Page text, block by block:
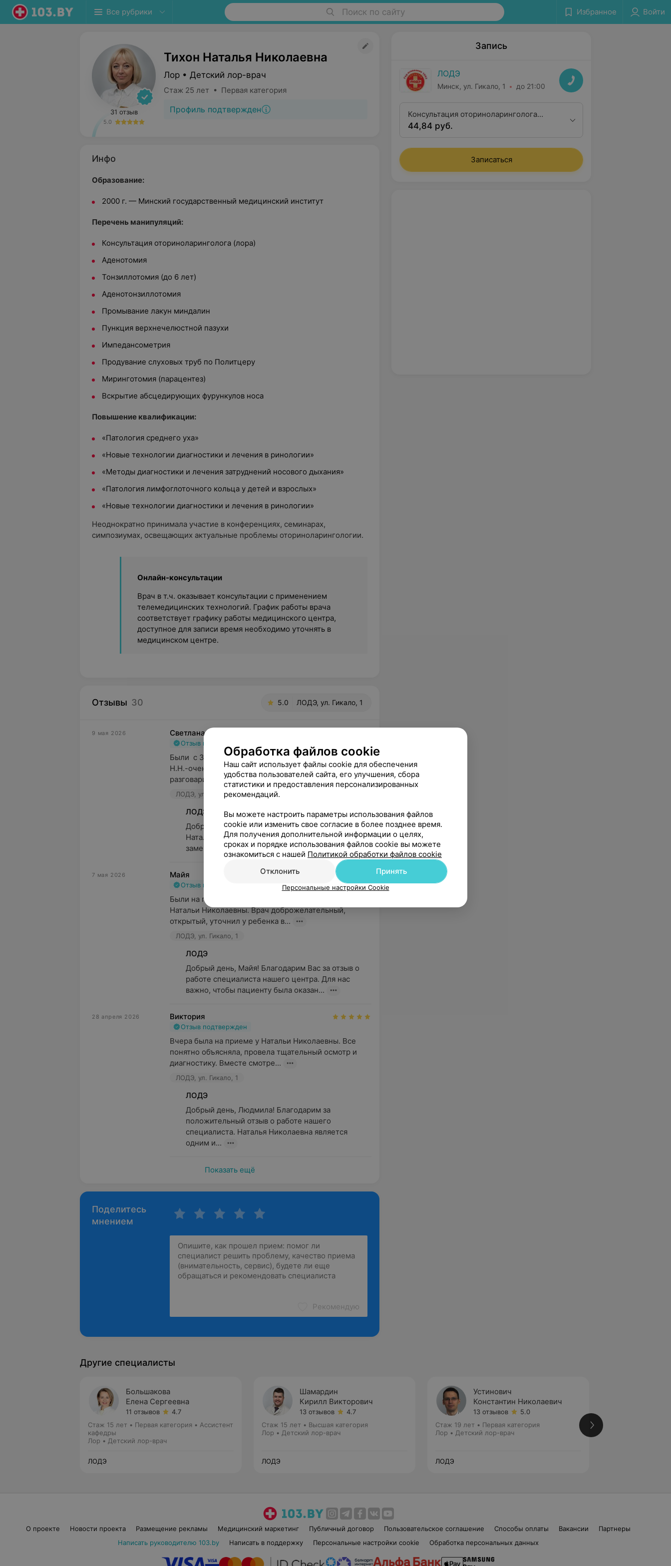
Все рубрики Поиск по сайту Избранное Войти
31 отзыв
5.0
Тихон Наталья Николаевна
Лор • Детский лор-врач
Стаж 25 лет • Первая категория
Профиль подтвержден
Инфо
Образование:
2000 г. — Минский государственный медицинский институт
Перечень манипуляций:
Консультация оториноларинголога (лора)
Аденотомия
Тонзиллотомия (до 6 лет)
Аденотонзиллотомия
Промывание лакун миндалин
Пункция верхнечелюстной пазухи
Импедансометрия
Продувание слуховых труб по Политцеру
Миринготомия (парацентез)
Вскрытие абсцедирующих фурункулов носа
Повышение квалификации:
«Патология среднего уха»
«Новые технологии диагностики и лечения в ринологии»
«Методы диагностики и лечения затруднений носового дыхания»
«Патология лимфоглоточного кольца у детей и взрослых»
«Новые технологии диагностики и лечения в ринологии»
Неоднократно принимала участие в конференциях, семинарах,
симпозиумах, освещающих актуальные проблемы оториноларингологии.
Онлайн-консультации
Врач в т.ч. оказывает консультации с применением
телемедицинских технологий. График работы врача
соответствует графику работы медицинского центра,
доступное для записи время необходимо уточнять в
медицинском центре.
Отзывы 30 5.0 ЛОДЭ, ул. Гикало, 1
9 мая 2026 Светлана
Отзыв подтвержден
Были  с 3х летней дочкой на приеме у лора, Тихон
Н.Н.-очень вежливая,деликатная, умеющая
разговаривать с детьми врач,спа...
ЛОДЭ, ул. Гикало, 1
ЛОДЭ
Добрый день, Светлана! Благодарим Вас за отзыв.
Наталья Николаевна действительно
замечательный доктор, чуткий к своим па...
7 мая 2026 Майя
Отзыв подтвержден Рекомендую
Были на приёме 7 мая у детского Лор-врача Тихон
Натальи Николаевны. Врач доброжелательный,
открытый, уточнил у ребенка в...
ЛОДЭ, ул. Гикало, 1
ЛОДЭ
Добрый день, Майя! Благодарим Вас за отзыв о
работе специалиста нашего центра. Для нас
важно, чтобы пациенту была оказан...
28 апреля 2026 Виктория
Отзыв подтвержден
Вчера была на приеме у Натальи Николаевны. Все
понятно объясняла, провела тщательный осмотр и
диагностику. Вместе смотре...
ЛОДЭ, ул. Гикало, 1
ЛОДЭ
Добрый день, Людмила! Благодарим за
положительный отзыв о работе нашего
специалиста. Наталья Николаевна является
одним и...
Показать ещё
Поделитесь
мнением
Рекомендую
Запись
ЛОДЭ
Минск, ул. Гикало, 1 до 21:00
Консультация оториноларинголога
первой квалификационной категории
44,84 руб.
Записаться
Другие специалисты
Большакова
Елена Сергеевна
11 отзывов
4.7
Стаж 15 лет • Первая категория • Ассистент
кафедры
Лор • Детский лор-врач
ЛОДЭ
Шамардин
Кирилл Викторович
13 отзывов
4.7
Стаж 15 лет • Высшая категория
Лор • Детский лор-врач
ЛОДЭ
Устинович
Константин Николаевич
13 отзывов
5.0
Стаж 19 лет • Первая категория
Лор • Детский лор-врач
ЛОДЭ
О проекте Новости проекта Размещение рекламы Медицинский маркетинг Публичный договор Пользовательское соглашение Способы оплаты Вакансии
Партнеры
Написать руководителю 103.by
Написать в поддержку Персональные настройки cookie Обработка персональных данных
Обработка файлов cookie
Наш сайт использует файлы cookie для обеспечения
удобства пользователей сайта, его улучшения, сбора
статистики и предоставления персонализированных
рекомендаций.
Вы можете настроить параметры использования файлов
cookie или изменить свое согласие в более позднее время.
Для получения дополнительной информации о целях,
сроках и порядке использования файлов cookie вы можете
ознакомиться с нашей Политикой обработки файлов cookie
Отклонить
Принять
Персональные настройки Cookie